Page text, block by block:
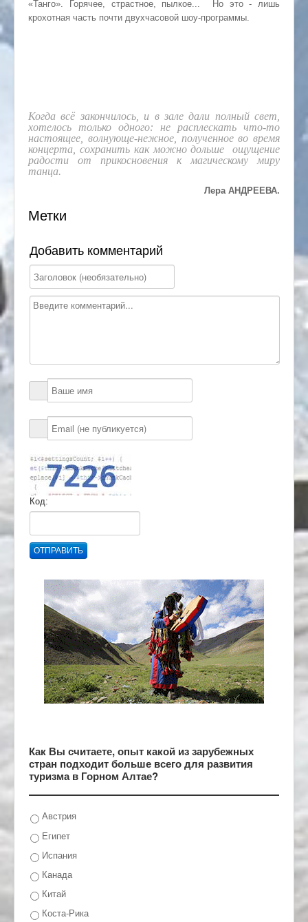
«Танго». Горячее, страстное, пылкое... Но это - лишь
крохотная часть почти двухчасовой шоу-программы.
Когда всё закончилось, и в зале дали полный свет,
хотелось только одного: не расплескать что-то
настоящее, волнующе-нежное, полученное во время
концерта, сохранить как можно дольше ощущение
радости от прикосновения к магическому миру
танца.
Лера АНДРЕЕВА.
Метки
Добавить комментарий
Код:
ОТПРАВИТЬ
Как Вы считаете, опыт какой из зарубежных
стран подходит больше всего для развития
туризма в Горном Алтае?
Австрия
Египет
Испания
Канада
Китай
Коста-Рика